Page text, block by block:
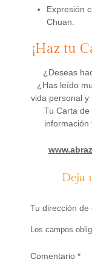
Expresión
Chuan.
¡Haz tu
¿Deseas
¿Has leído
vida personal y
Tu Carta
información
Deja
Tu dirección
Los campos
Comentario *